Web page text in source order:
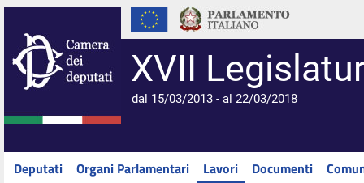
XVII
dal 15/03/2013 - al 22/03/2018
Deputati Organi Parlamentari Lavori Documenti